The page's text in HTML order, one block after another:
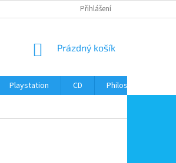
Přihlášení
NÁKUPNÍ
Prázdný košík
Playstation CD Philos